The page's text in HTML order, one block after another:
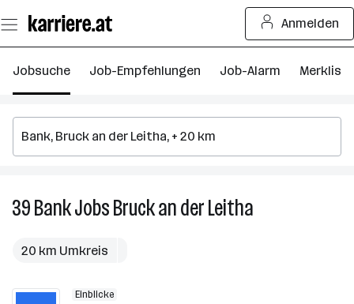
Seiteninhalt
springen
Anmelden
Jobsuche Job-Empfehlungen Job-Alarm Merkliste
39BankJobsBruck an der Leitha
20 km Umkreis
Einblicke